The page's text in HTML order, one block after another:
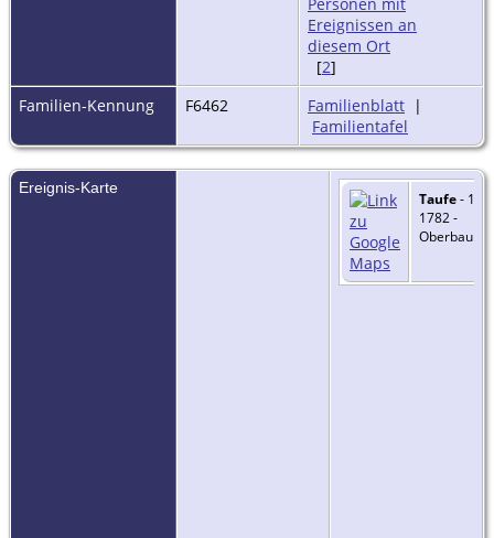
[2]
Familien-Kennung
F6462 Familienblatt |
Familientafel
Ereignis-Karte
Taufe- 17
1782 -